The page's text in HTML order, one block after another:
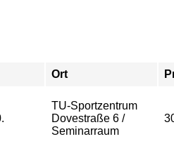
Ort
TU-Sportzentrum
Dovestraße 6 /
Seminarraum